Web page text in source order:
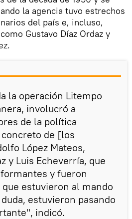
la agencia tuvo estrechos
del país e, incluso,
Gustavo Díaz Ordaz y
la operación Litempo
involucró a
de la política
de [los
López Mateos,
y Luis Echeverría, que
y fueron
que estuvieron al mando
estuvieron pasando
indicó.